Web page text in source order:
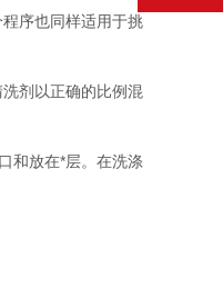
序也同样适用于挑
剂以正确的比例混
和放在*层。在洗涤